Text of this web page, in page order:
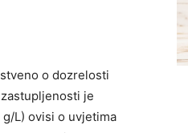
o dozrelosti
je
L) ovisi o uvjetima